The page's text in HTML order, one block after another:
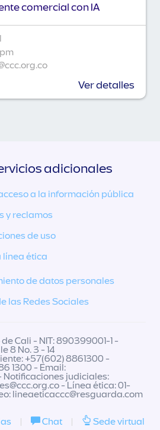
comercial con IA
Ver detalles
adicionales
a la información pública
y reclamos
de uso
línea ética
de datos personales
las Redes Sociales
Cali - NIT: 890399001-1 -
8 No. 3 - 14
+57(602) 8861300 -
1300 - Email:
Notificaciones judiciales:
- Línea ética: 01-
lineaeticaccc@resguarda.com
| Chat | Sede virtual